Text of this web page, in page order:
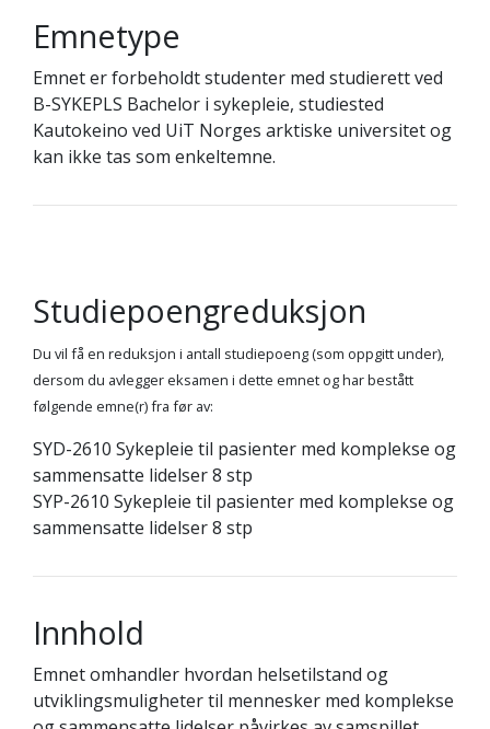
Emnetype
Emnet er forbeholdt studenter med studierett ved
B-SYKEPLS Bachelor i sykepleie, studiested
Kautokeino ved UiT Norges arktiske universitet og
kan ikke tas som enkeltemne.
Studiepoengreduksjon
Du vil få en reduksjon i antall studiepoeng (som oppgitt under),
dersom du avlegger eksamen i dette emnet og har bestått
følgende emne(r) fra før av:
SYD-2610 Sykepleie til pasienter med komplekse og
sammensatte lidelser 8 stp
SYP-2610 Sykepleie til pasienter med komplekse og
sammensatte lidelser 8 stp
Innhold
Emnet omhandler hvordan helsetilstand og
utviklingsmuligheter til mennesker med komplekse